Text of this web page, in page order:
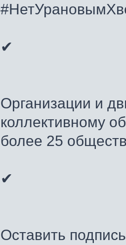
✔
Организации и
коллективному
более 25
✔
Оставить